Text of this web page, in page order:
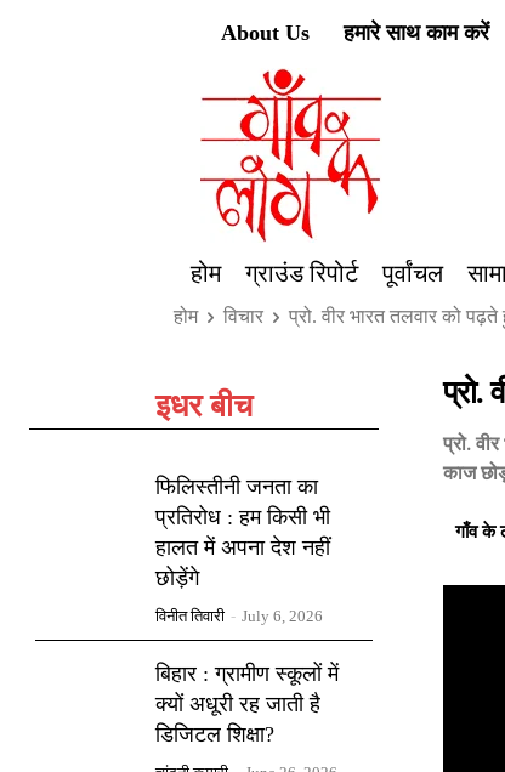
About Us हमारे साथ काम करें
होम ग्राउंड रिपोर्ट पूर्वांचल
होम विचार प्रो. वीर भारत तलवार को
इधर बीच
फिलिस्तीनी जनता का
प्रतिरोध : हम किसी भी
हालत में अपना देश नहीं
छोड़ेंगे
विनीत तिवारी - July 6, 2026
बिहार : ग्रामीण स्कूलों में
क्यों अधूरी रह जाती है
डिजिटल शिक्षा?
प्रो.
प्रो.
काज
गाँव के